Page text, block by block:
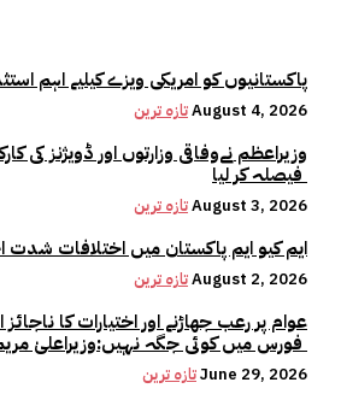
پاکستانیوں کو امریکی ویزے کیلیے اہم
تازہ ترینAugust 4, 2026
وزیراعظم نےوفاقی وزارتوں اور ڈویژنز کی
تازہ ترینAugust 3, 2026
ایم کیو ایم پاکستان میں اختلافات شدت
تازہ ترینAugust 2, 2026
عوام پر رعب جھاڑنے اور اختیارات کا ناجائز
تازہ ترینJune 29, 2026